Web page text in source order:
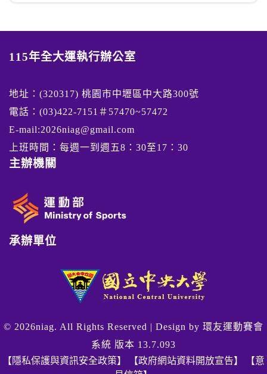
115年全大運執行辦公室
地址：(320317) 桃園市中壢區中大路300號
電話：(03)422-7151＃57470~57472
E-mail:2026niag@gmail.com
上班時間：每週一到週五8：30至17：30
主辦機關
承辦單位
© 2026niag. All Rights Reserved | Design by 環友運動賽會
系統 版本 13.7.093
【隱私保護與資訊安全政策】
【政府網站資料開放宣告】
【意